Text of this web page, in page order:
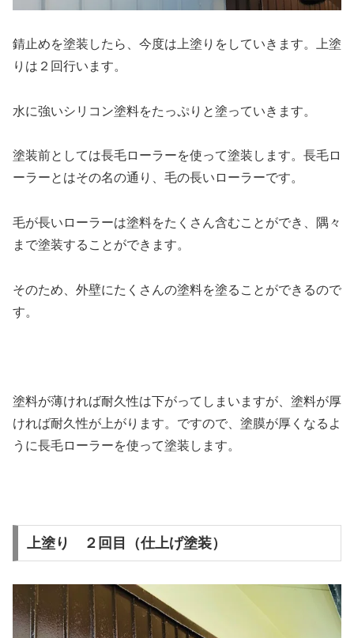
錆止めを塗装したら、今度は上塗りをしていきます。上塗
りは２回行います。
水に強いシリコン塗料をたっぷりと塗っていきます。
塗装前としては長毛ローラーを使って塗装します。長毛ロ
ーラーとはその名の通り、毛の長いローラーです。
毛が長いローラーは塗料をたくさん含むことができ、隅々
まで塗装することができます。
そのため、外壁にたくさんの塗料を塗ることができるので
す。
塗料が薄ければ耐久性は下がってしまいますが、塗料が厚
ければ耐久性が上がります。ですので、塗膜が厚くなるよ
うに長毛ローラーを使って塗装します。
上塗り ２回目（仕上げ塗装）